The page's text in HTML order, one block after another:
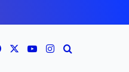
FacebookYouTubeInstagram